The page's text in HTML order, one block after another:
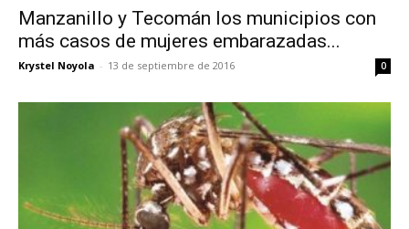
Manzanillo y Tecomán los municipios con
más casos de mujeres embarazadas...
Krystel Noyola - 13 de septiembre de 2016 0